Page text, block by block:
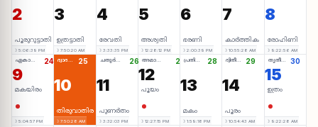
2
പൂരുറുട്ടാതി
☽ 5:06:39 PM
3
ഉത്രട്ടാതി
☽ 7:50:20 AM
4
രേവതി
☽ 3:33:35 PM
5
അശ്വതി
☽ 12:28:12 PM
6
ഭരണി
☽ 2:00:39 PM
7
കാർത്തിക
☽ 10:55:28 AM
8
രോഹിണി
☽ 9:22:56 AM
ഏകാദശി ◑ 24
9
മകയിരം
☽ 5:04:57 PM
ദ്വാദശി ◑ 25
10
തിരുവാതിര
☽ 7:50:28 AM
ചതുർദശി ◑ 26
11
പുണർതം
☽ 3:32:03 PM
അമാവാസി ○ 27
12
പൂയം
☽ 12:27:15 PM
പ്രതിപദ ◐ 28
13
മകം
☽ 1:59:18 PM
ദ്വിതീയ ◐ 29
14
പൂരം
☽ 10:54:43 AM
തൃതീയ ◐ 30
15
ഉത്രം
☽ 9:22:28 AM